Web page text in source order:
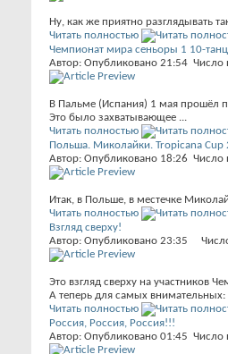
Ну, как же приятно разглядывать
Читать полностью
Чемпионат мира сеньоры 1 10-
Автор: Опубликовано 21:54 Число
В Пальме (Испания) 1 мая прошёл
Это было захватывающее ...
Читать полностью
Польша. Миколайки. Tropicana Cup
Автор: Опубликовано 18:26 Число
Итак, в Польше, в местечке
Читать полностью
Взгляд сверху!
Автор: Опубликовано 23:35
Это взгляд сверху на участников
А теперь для самых внимательных:
Читать полностью
Россия, Россия, Россия!!!
Автор: Опубликовано 01:45 Число